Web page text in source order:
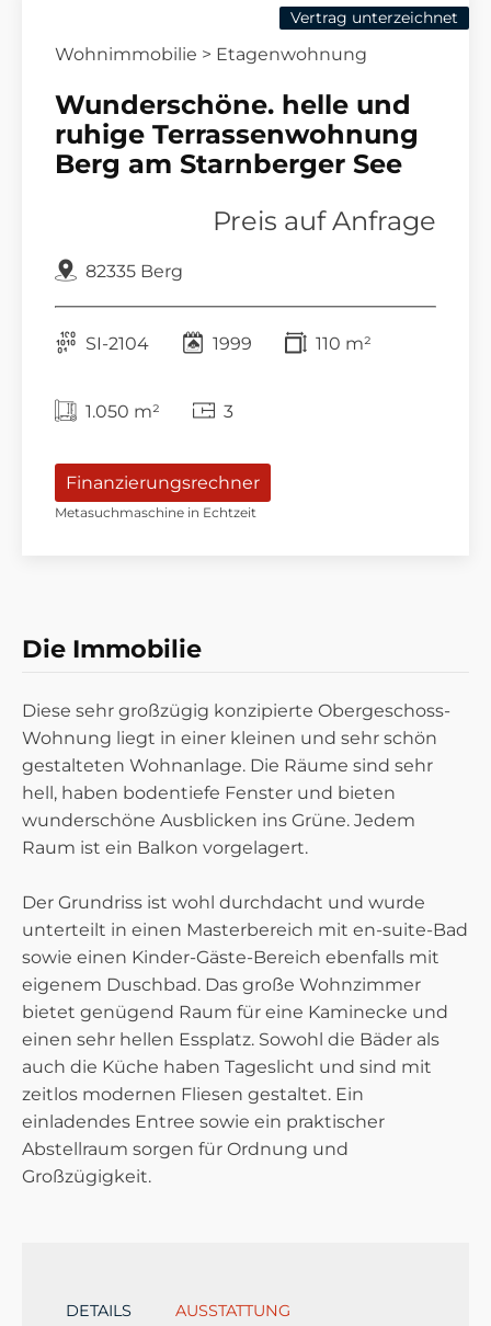
Wohnimmobilie > Etagenwohnung
Vertrag unterzeichnet
Wunderschöne. helle und
ruhige Terrassenwohnung
Berg am Starnberger See
82335 Berg
Preis auf Anfrage
SI-2104 1999 110 m²
1.050 m² 3
Finanzierungsrechner
Metasuchmaschine in Echtzeit
Die Immobilie
Diese sehr großzügig konzipierte Obergeschoss-
Wohnung liegt in einer kleinen und sehr schön
gestalteten Wohnanlage. Die Räume sind sehr
hell, haben bodentiefe Fenster und bieten
wunderschöne Ausblicken ins Grüne. Jedem
Raum ist ein Balkon vorgelagert.
Der Grundriss ist wohl durchdacht und wurde
unterteilt in einen Masterbereich mit en-suite-Bad
sowie einen Kinder-Gäste-Bereich ebenfalls mit
eigenem Duschbad. Das große Wohnzimmer
bietet genügend Raum für eine Kaminecke und
einen sehr hellen Essplatz. Sowohl die Bäder als
auch die Küche haben Tageslicht und sind mit
zeitlos modernen Fliesen gestaltet. Ein
einladendes Entree sowie ein praktischer
Abstellraum sorgen für Ordnung und
Großzügigkeit.
DETAILS
AUSSTATTUNG